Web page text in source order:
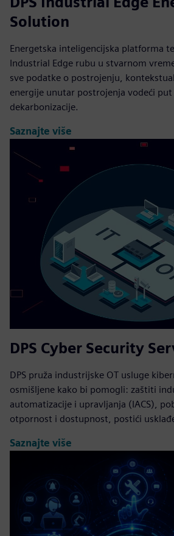
Solution
Energetska inteligencijska platforma
Industrial Edge rubu u stvarnom
sve podatke o postrojenju,
energije unutar postrojenja vodeći
dekarbonizacije.
Saznajte više
DPS Cyber Security
DPS pruža industrijske OT usluge
osmišljene kako bi pomogli: zaštiti
automatizacije i upravljanja (IACS),
otpornost i dostupnost, postići
Saznajte više